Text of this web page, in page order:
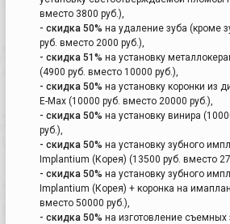
вместо 3800 руб.),
- скидка 50% на удаление зуба (кроме
руб. вместо 2000 руб.),
- скидка 51% на установку
(4900 руб. вместо 10000 руб.),
- скидка 50% на установку коронки из
E-Max (10000 руб. вместо 20000 руб.),
- скидка 50% на установку винира
руб.),
- скидка 50% на установку зубного
Implantium (Корея) (13500 руб. вместо
- скидка 50% на установку зубного
Implantium (Корея) + коронка на
вместо 50000 руб.),
- скидка 50% на изготовление съемных